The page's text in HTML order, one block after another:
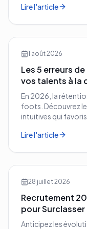
Lire l'article
1 août 2026
Les 5 erreurs
vos talents à la
En 2026, la
foots. Découvrez
intuitives qui
Lire l'article
28 juillet 2026
Recrutement
pour
Anticipez les